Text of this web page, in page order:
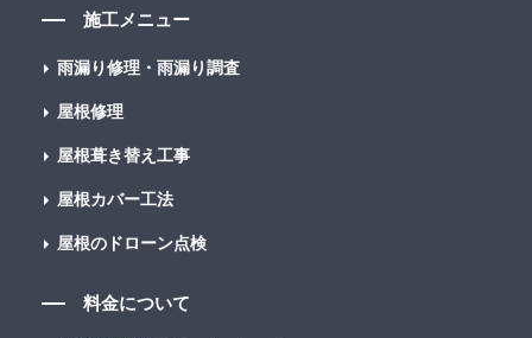
施工メニュー
雨漏り修理・雨漏り調査
屋根修理
屋根葺き替え工事
屋根カバー工法
屋根のドローン点検
料金について